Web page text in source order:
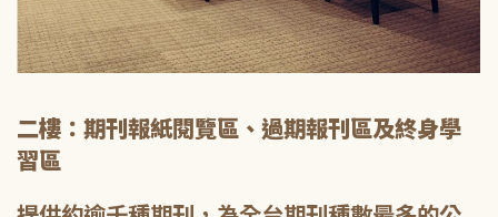
二樓：期刊報紙閱覽區、過期報刊區及終身學
習區